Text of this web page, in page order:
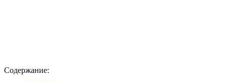
Содержание: